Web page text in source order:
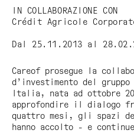
IN COLLABORAZIONE CON
Crédit Agricole
Dal 25.11.2013 al
Careof prosegue la
d’investimento del gruppo
Italia, nata ad ottobre
approfondire il dialogo
quattro mesi, gli spazi
hanno accolto - e